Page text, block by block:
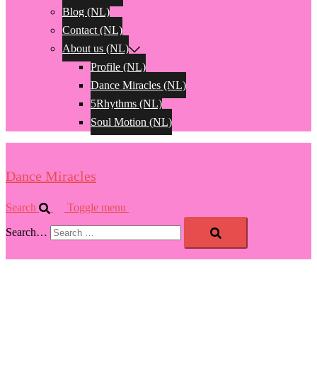
Blog (NL)
Contact (NL)
About us (NL)
Profile (NL)
Dance Miracles (NL)
5Rhythms (NL)
Soul Motion (NL)
Dance Miracles
Search Toggle menu
Search…